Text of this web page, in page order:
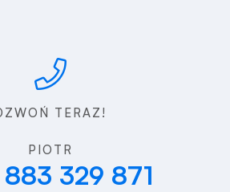
TERAZ!
PIOTR
329 871